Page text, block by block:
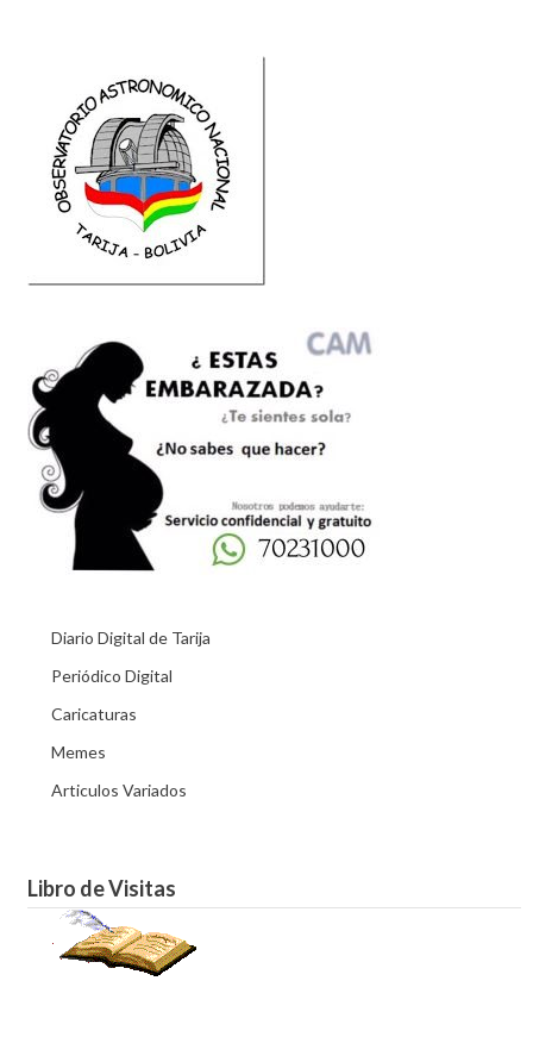
Diario Digital de Tarija
Periódico Digital
Caricaturas
Memes
Articulos Variados
Libro de Visitas